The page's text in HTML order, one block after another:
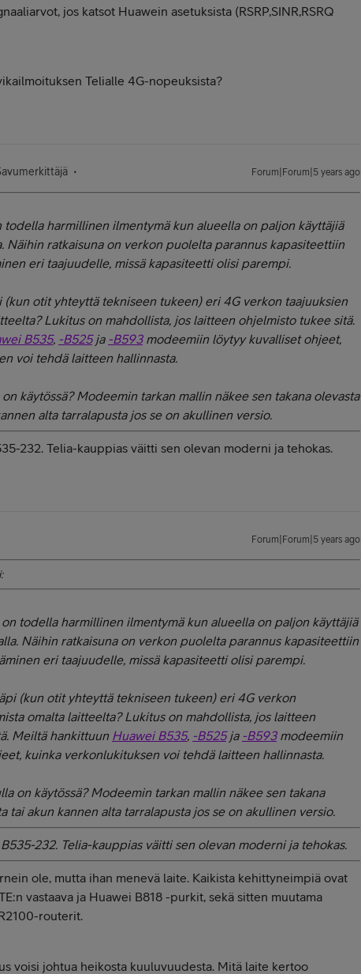
jos katsot Huawein asetuksista (RSRP,SINR,RSRQ
Telialle 4G-nopeuksista?
Forum|Forum|5 years ago
todella harmillinen ilmentymä kun alueella on paljon käyttäjiä
Näihin ratkaisuna on verkon puolelta parannus kapasiteettiin
eri taajuudelle, missä kapasiteetti olisi parempi.
(kun otit yhteyttä tekniseen tukeen) eri 4G verkon taajuuksien
Lukitus on mahdollista, jos laitteen ohjelmisto tukee sitä.
B535, -B525ja -B593modeemiin löytyy kuvalliset ohjeet,
voi tehdä laitteen hallinnasta.
käytössä? Modeemin tarkan mallin näkee sen takana olevasta
alta tarralapusta jos se on akullinen versio.
232. Telia-kauppias väitti sen olevan moderni ja tehokas.
Forum|Forum|5 years ago
todella harmillinen ilmentymä kun alueella on paljon käyttäjiä
Näihin ratkaisuna on verkon puolelta parannus kapasiteettiin
eri taajuudelle, missä kapasiteetti olisi parempi.
(kun otit yhteyttä tekniseen tukeen) eri 4G verkon
omalta laitteelta? Lukitus on mahdollista, jos laitteen
Meiltä hankittuun Huawei B535, -B525ja -B593modeemiin
kuinka verkonlukituksen voi tehdä laitteen hallinnasta.
on käytössä? Modeemin tarkan mallin näkee sen takana
tai akun kannen alta tarralapusta jos se on akullinen versio.
232. Telia-kauppias väitti sen olevan moderni ja tehokas.
ole, mutta ihan menevä laite. Kaikista kehittyneimpiä ovat
vastaava ja Huawei B818 -purkit, sekä sitten muutama
routerit.
voisi johtua heikosta kuuluvuudesta. Mitä laite kertoo